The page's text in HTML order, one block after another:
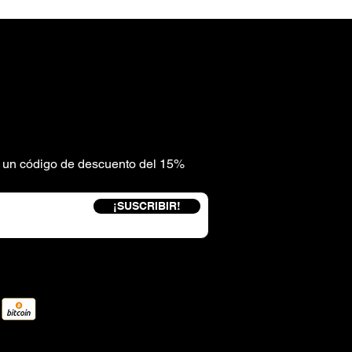
código de descuento del 15%
¡SUSCRIBIR!